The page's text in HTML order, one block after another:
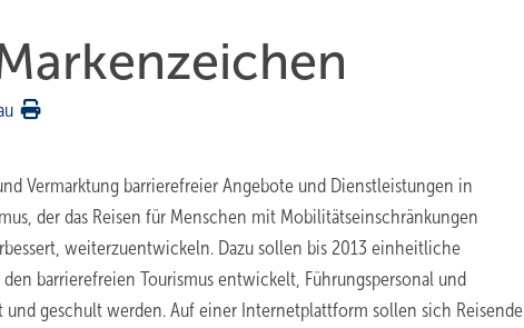
Vermarktung barrierefreier Angebote und Dienstleistungen in
der das Reisen für Menschen mit Mobilitätseinschränkungen
weiterzuentwickeln. Dazu sollen bis 2013 einheitliche
barrierefreien Tourismus entwickelt, Führungspersonal und
und geschult werden. Auf einer Internetplattform sollen sich Reisende